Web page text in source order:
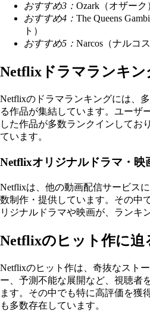
おすすめ3： Ozark（オザーク
おすすめ4： The Queens
ト）
おすすめ5： Narcos（ナルコス
Netflixドラマランキン
Netflixのドラマランキングには、
る作品が集結しています。ユーザ
した作品が多数ランクインしてお
ています。
Netflixオリジナルドラマ・映
Netflixは、他の動画配信サービス
数制作・提供しています。その中
リジナルドラマや映画が、ランキ
Netflixのヒット作に迫
Netflixのヒット作は、奇抜なスト
ー、予測不能な展開など、視聴者
ます。その中でも特に高評価を獲
も多数存在しています。